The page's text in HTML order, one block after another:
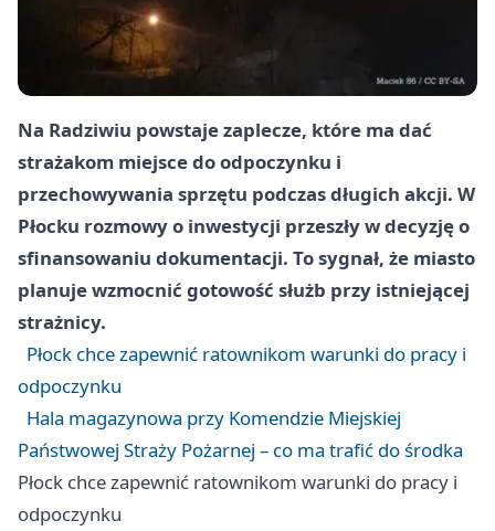
Na Radziwiu powstaje zaplecze, które ma dać
strażakom miejsce do odpoczynku i
przechowywania sprzętu podczas długich akcji. W
Płocku rozmowy o inwestycji przeszły w decyzję o
sfinansowaniu dokumentacji. To sygnał, że miasto
planuje wzmocnić gotowość służb przy istniejącej
strażnicy.
Płock chce zapewnić ratownikom warunki do pracy i
odpoczynku
Hala magazynowa przy Komendzie Miejskiej
Państwowej Straży Pożarnej – co ma trafić do środka
Płock chce zapewnić ratownikom warunki do pracy i
odpoczynku